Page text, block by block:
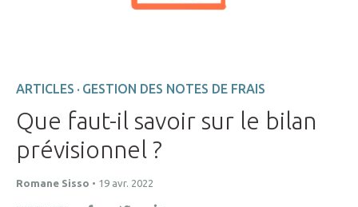
ARTICLES · GESTION DES NOTES DE FRAIS
Que faut-il savoir sur le bilan
prévisionnel ?
Romane Sisso • 19 avr. 2022